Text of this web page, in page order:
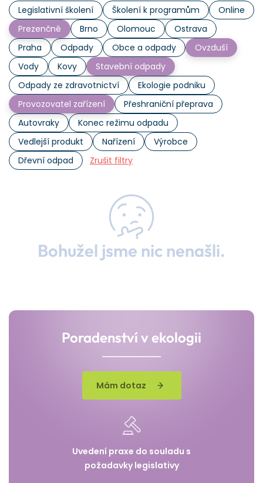
Legislativní školení Školení k programům
Online
Prezenčně
Brno Olomouc
Ostrava
Praha
Odpady Obce a odpady
Ovzduší
Vody
Kovy
Stavební odpady
Odpady ze zdravotnictví
Ekologie podniku
Provozovatel zařízení
Přeshraniční přeprava
Autovraky
Konec režimu odpadu
Vedlejší produkt
Nařízení
Výrobce
Dřevní odpad
Zrušit filtry
Bohužel jsme nic nenašli.
Poradenství v ekologii
Mám dotaz
Uvedení praxe do souladu s
požadavky legislativy